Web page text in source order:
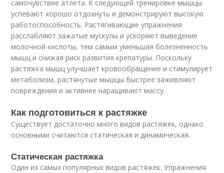
самочувствие атлета. К следующей тренировке мышцы
успевают хорошо отдохнуть и демонстрируют высокую
работоспособность. Растягивающие упражнения
расслабляют зажатые мускулы и ускоряют выведение
молочной кислоты, тем самым уменьшая болезненность
мышц и снижая риск развития крепатуры. Поскольку
растяжка мышц улучшает кровообращение и стимулирует
метаболизм, растянутые мышцы быстрее заживляют
повреждения и активнее наращивают массу.
Как подготовиться к растяжке
Существует достаточно много видов растяжек, однако
основными считаются статическая и динамическая.
Статическая растяжка
Один из самых популярных видов растяжек. Упражнения